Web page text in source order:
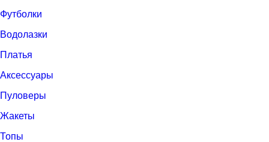
Футболки
Водолазки
Платья
Аксессуары
Пуловеры
Жакеты
Топы